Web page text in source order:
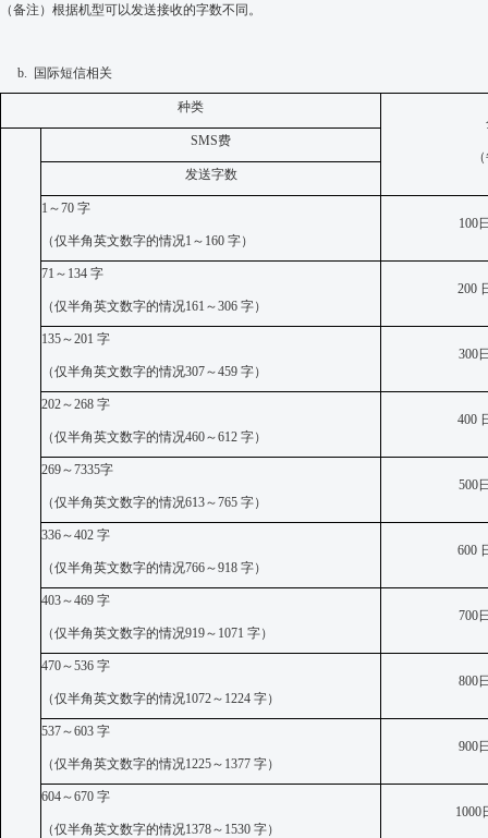
（备注）根据机型可以发送接收的字数不同。
b. 国际短信相关
种类
（
SMS费
发送字数
1 ～70 字
（仅半角英文数字的情况1 ～ 160 字）
100
71 ～ 134 字
（仅半角英文数字的情况161 ～306 字）
200
135～201 字
（仅半角英文数字的情况307～459 字）
300
202～268 字
（仅半角英文数字的情况460～612 字）
400
269～7335字
（仅半角英文数字的情况613～765 字）
500
336～402 字
（仅半角英文数字的情况766～918 字）
600
403～469 字
（仅半角英文数字的情况919～ 1071 字）
700
470～536 字
（仅半角英文数字的情况1072～ 1224 字）
800
537～603 字
（仅半角英文数字的情况1225～ 1377 字）
900
604～670 字
（仅半角英文数字的情况1378～ 1530 字）
1000